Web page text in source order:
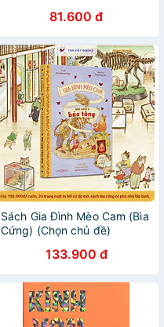
81.600 đ
Sách Gia Đình Mèo Cam (Bìa
Cứng) (Chọn chủ đề)
133.900 đ